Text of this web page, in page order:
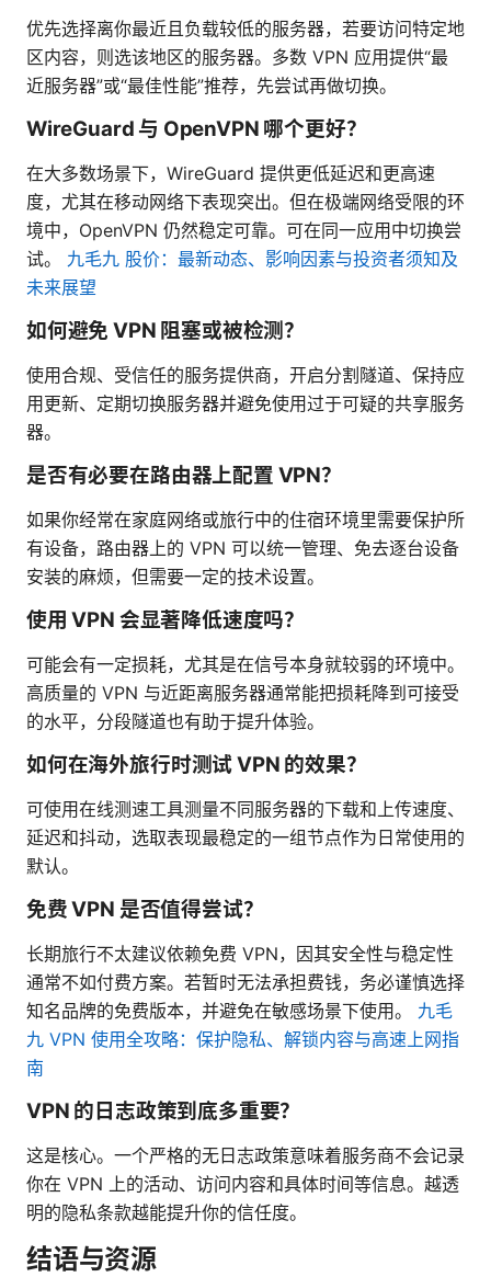
优先选择离你最近且负载较低的服务器，若要访问特定地
区内容，则选该地区的服务器。多数 VPN 应用提供“最
近服务器”或“最佳性能”推荐，先尝试再做切换。
WireGuard 与 OpenVPN 哪个更好？
在大多数场景下，WireGuard 提供更低延迟和更高速
度，尤其在移动网络下表现突出。但在极端网络受限的环
境中，OpenVPN 仍然稳定可靠。可在同一应用中切换尝
试。 九毛九 股价：最新动态、影响因素与投资者须知及
未来展望
如何避免 VPN 阻塞或被检测？
使用合规、受信任的服务提供商，开启分割隧道、保持应
用更新、定期切换服务器并避免使用过于可疑的共享服务
器。
是否有必要在路由器上配置 VPN？
如果你经常在家庭网络或旅行中的住宿环境里需要保护所
有设备，路由器上的 VPN 可以统一管理、免去逐台设备
安装的麻烦，但需要一定的技术设置。
使用 VPN 会显著降低速度吗？
可能会有一定损耗，尤其是在信号本身就较弱的环境中。
高质量的 VPN 与近距离服务器通常能把损耗降到可接受
的水平，分段隧道也有助于提升体验。
如何在海外旅行时测试 VPN 的效果？
可使用在线测速工具测量不同服务器的下载和上传速度、
延迟和抖动，选取表现最稳定的一组节点作为日常使用的
默认。
免费 VPN 是否值得尝试？
长期旅行不太建议依赖免费 VPN，因其安全性与稳定性
通常不如付费方案。若暂时无法承担费钱，务必谨慎选择
知名品牌的免费版本，并避免在敏感场景下使用。 九毛
九 VPN 使用全攻略：保护隐私、解锁内容与高速上网指
南
VPN 的日志政策到底多重要？
这是核心。一个严格的无日志政策意味着服务商不会记录
你在 VPN 上的活动、访问内容和具体时间等信息。越透
明的隐私条款越能提升你的信任度。
结语与资源